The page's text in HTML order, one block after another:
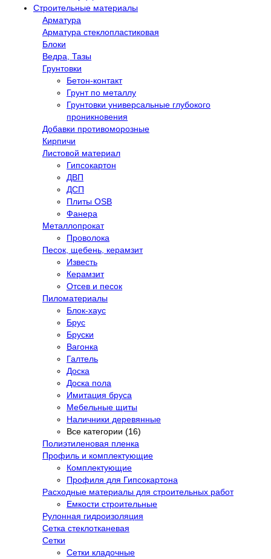
Строительные материалы
Арматура
Арматура стеклопластиковая
Блоки
Ведра, Тазы
Грунтовки
Бетон-контакт
Грунт по металлу
Грунтовки универсальные глубокого
проникновения
Добавки противоморозные
Кирпичи
Листовой материал
Гипсокартон
ДВП
ДСП
Плиты OSB
Фанера
Металлопрокат
Проволока
Песок, щебень, керамзит
Известь
Керамзит
Отсев и песок
Пиломатериалы
Блок-хаус
Брус
Бруски
Вагонка
Галтель
Доска
Доска пола
Имитация бруса
Мебельные щиты
Наличники деревянные
Все категории (16)
Полиэтиленовая пленка
Профиль и комплектующие
Комплектующие
Профиля для Гипсокартона
Расходные материалы для строительных работ
Емкости строительные
Рулонная гидроизоляция
Сетка стеклотканевая
Сетки
Сетки кладочные